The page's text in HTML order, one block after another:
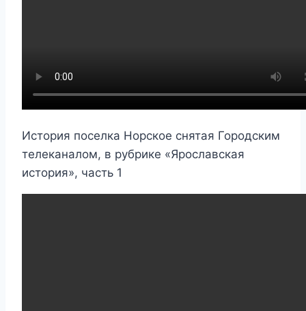
История поселка Норское снятая Городским
телеканалом, в рубрике «Ярославская
история», часть 1